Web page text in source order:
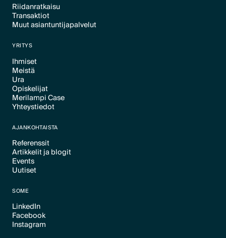
Riidanratkaisu
Text Link
Transaktiot
Text Link
Muut asiantuntijapalvelut
YRITYS
Ihmiset
Text Link
Meistä
Text Link
Ura
Text Link
Opiskelijat
Text Link
Merilampi Case
Text Link
Yhteystiedot
AJANKOHTAISTA
Referenssit
Text Link
Artikkelit ja blogit
Text Link
Events
Text Link
Uutiset
SOME
LinkedIn
Text Link
Facebook
Text Link
Instagram